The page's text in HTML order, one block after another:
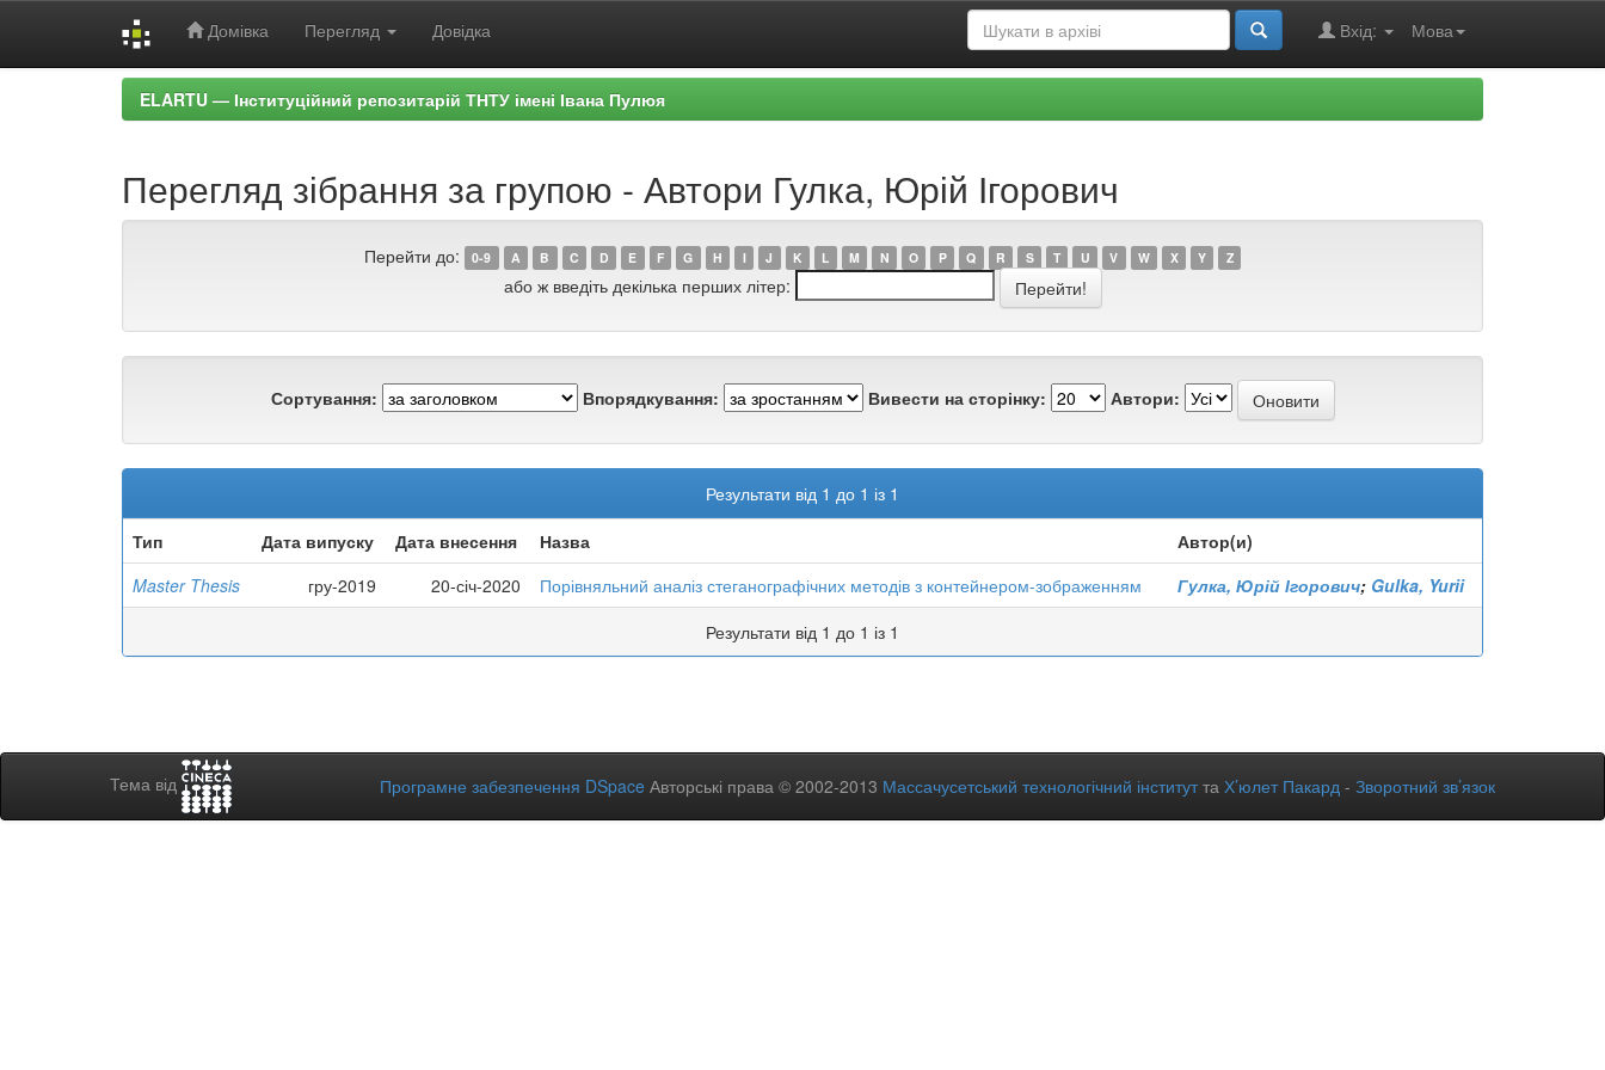
Домівка Перегляд Довідка Мова
Вхід:
ELARTU — Інституційний репозитарій ТНТУ імені Івана Пулюя
Перегляд зібрання за групою - Автори Гулка, Юрій Ігорович
Перейти до: 0-9 A B C D E F G H I J K L M N O P Q R S T U V W X Y Z
або ж введіть декілька перших літер:
Сортування: Впорядкування: Вивести на сторінку: Автори:
Результати від 1 до 1 із 1
Тип
Дата випуску Дата внесення Назва
Автор(и)
Master Thesis
гру-2019 20-січ-2020 Порівняльний аналіз стеганографічних методів з контейнером-зображенням Гулка, Юрій Ігорович; Gulka, Yurii
Результати від 1 до 1 із 1
Тема від Програмне забезпечення DSpace Авторські права © 2002-2013 Массачусетський технологічний інститутта Х’юлет Пакард - Зворотний зв’язок